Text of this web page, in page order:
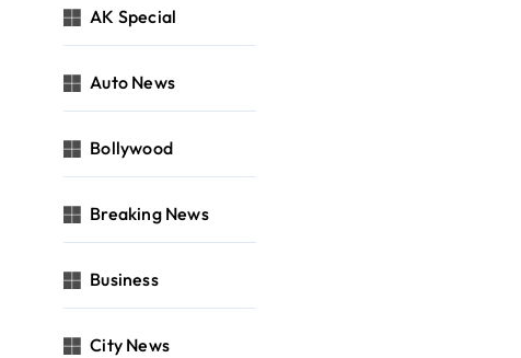
AK Special
Auto News
Bollywood
Breaking News
Business
City News